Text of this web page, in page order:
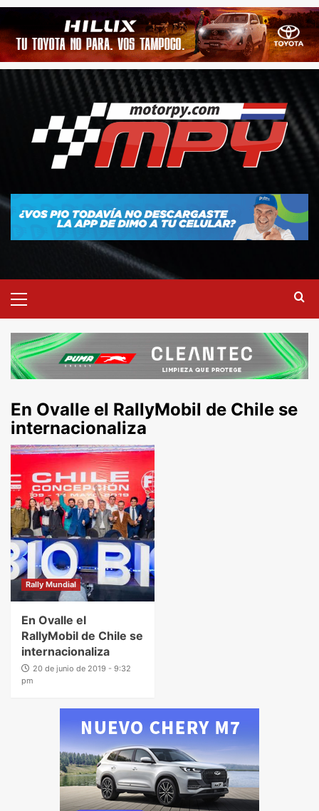
En Ovalle el RallyMobil de Chile se
internacionaliza
Rally Mundial
En Ovalle el
RallyMobil de Chile se
internacionaliza
20 de junio de 2019 - 9:32
pm